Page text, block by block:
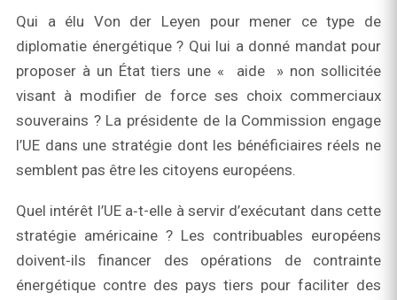
Qui a élu Von der Leyen pour mener ce type de
diplomatie énergétique ? Qui lui a donné mandat pour
proposer à un État tiers une « aide » non sollicitée
visant à modifier de force ses choix commerciaux
souverains ? La présidente de la Commission engage
l’UE dans une stratégie dont les bénéficiaires réels ne
semblent pas être les citoyens européens.
Quel intérêt l’UE a‑t-elle à servir d’exécutant dans cette
stratégie américaine ? Les contribuables européens
doivent‑ils financer des opérations de contrainte
énergétique contre des pays tiers pour faciliter des